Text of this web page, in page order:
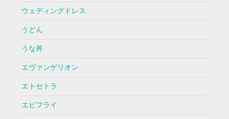
ウェディングドレス
うどん
うな丼
エヴァンゲリオン
エトセトラ
エビフライ